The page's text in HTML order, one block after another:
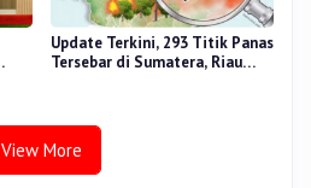
Update Terkini, 293 Titik Panas
Tersebar di Sumatera, Riau
View More